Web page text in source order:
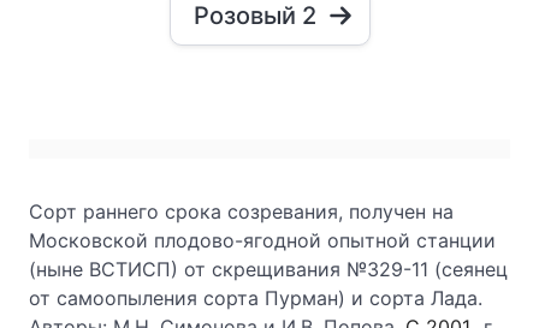
Розовый 2
Сорт раннего срока созревания, получен на
Московской плодово-ягодной опытной станции
(ныне ВСТИСП) от скрещивания №329-11 (сеянец
от самоопыления сорта Пурман) и сорта Лада.